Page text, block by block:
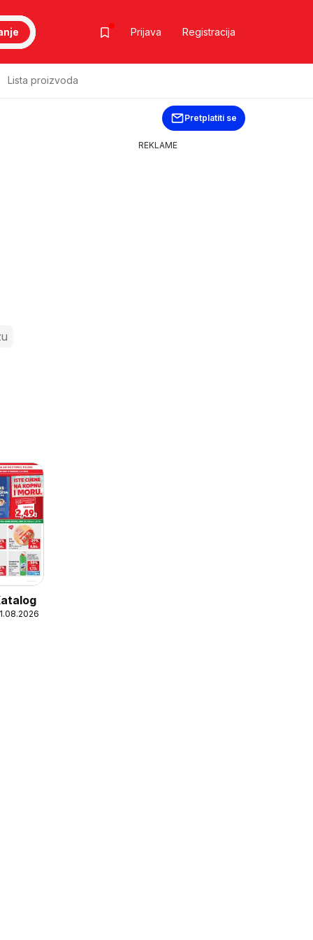
Prijava Registracija
Lista proizvoda
Pretplatiti se
REKLAME